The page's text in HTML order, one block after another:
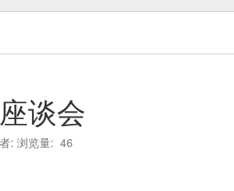
谈会
: 浏览量: 46